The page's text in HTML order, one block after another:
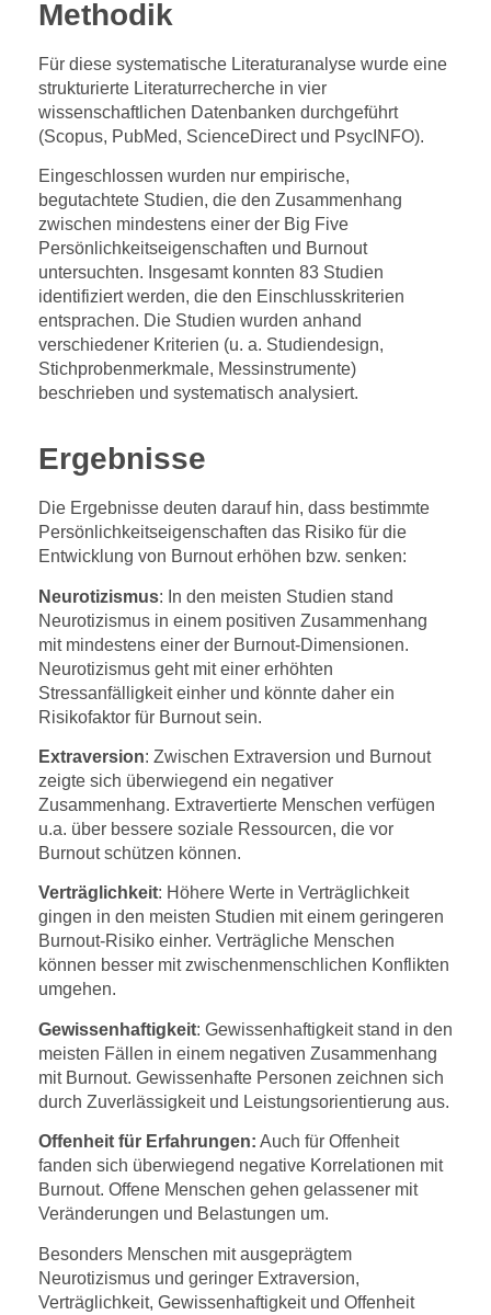
Methodik
Für diese systematische Literaturanalyse wurde eine
strukturierte Literaturrecherche in vier
wissenschaftlichen Datenbanken durchgeführt
(Scopus, PubMed, ScienceDirect und PsycINFO).
Eingeschlossen wurden nur empirische,
begutachtete Studien, die den Zusammenhang
zwischen mindestens einer der Big Five
Persönlichkeitseigenschaften und Burnout
untersuchten. Insgesamt konnten 83 Studien
identifiziert werden, die den Einschlusskriterien
entsprachen. Die Studien wurden anhand
verschiedener Kriterien (u. a. Studiendesign,
Stichprobenmerkmale, Messinstrumente)
beschrieben und systematisch analysiert.
Ergebnisse
Die Ergebnisse deuten darauf hin, dass bestimmte
Persönlichkeitseigenschaften das Risiko für die
Entwicklung von Burnout erhöhen bzw. senken:
Neurotizismus: In den meisten Studien stand
Neurotizismus in einem positiven Zusammenhang
mit mindestens einer der Burnout-Dimensionen.
Neurotizismus geht mit einer erhöhten
Stressanfälligkeit einher und könnte daher ein
Risikofaktor für Burnout sein.
Extraversion: Zwischen Extraversion und Burnout
zeigte sich überwiegend ein negativer
Zusammenhang. Extravertierte Menschen verfügen
u.a. über bessere soziale Ressourcen, die vor
Burnout schützen können.
Verträglichkeit: Höhere Werte in Verträglichkeit
gingen in den meisten Studien mit einem geringeren
Burnout-Risiko einher. Verträgliche Menschen
können besser mit zwischenmenschlichen Konflikten
umgehen.
Gewissenhaftigkeit: Gewissenhaftigkeit stand in den
meisten Fällen in einem negativen Zusammenhang
mit Burnout. Gewissenhafte Personen zeichnen sich
durch Zuverlässigkeit und Leistungsorientierung aus.
Offenheit für Erfahrungen: Auch für Offenheit
fanden sich überwiegend negative Korrelationen mit
Burnout. Offene Menschen gehen gelassener mit
Veränderungen und Belastungen um.
Besonders Menschen mit ausgeprägtem
Neurotizismus und geringer Extraversion,
Verträglichkeit, Gewissenhaftigkeit und Offenheit